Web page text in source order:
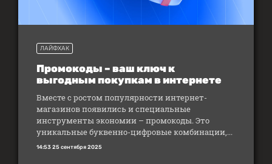
ЛАЙФХАК
Промокоды – ваш ключ к
выгодным покупкам в интернете
Вместе с ростом популярности интернет-
магазинов появились и специальные
инструменты экономии – промокоды. Это
уникальные буквенно-цифровые комбинации,...
14:53 25 сентября 2025